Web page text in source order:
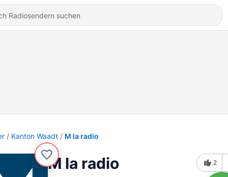
Kanton Waadt M la radio
M la radio 2